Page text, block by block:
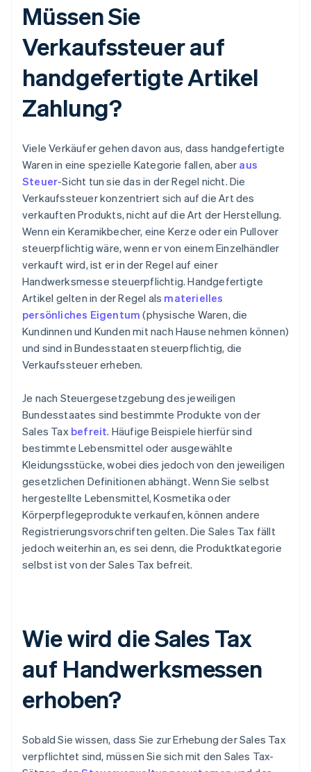
Müssen Sie
Verkaufssteuer auf
handgefertigte Artikel
Zahlung?
Viele Verkäufer gehen davon aus, dass handgefertigte
Waren in eine spezielle Kategorie fallen, aber aus
Steuer-Sicht tun sie das in der Regel nicht. Die
Verkaufssteuer konzentriert sich auf die Art des
verkauften Produkts, nicht auf die Art der Herstellung.
Wenn ein Keramikbecher, eine Kerze oder ein Pullover
steuerpflichtig wäre, wenn er von einem Einzelhändler
verkauft wird, ist er in der Regel auf einer
Handwerksmesse steuerpflichtig. Handgefertigte
Artikel gelten in der Regel als materielles
persönliches Eigentum (physische Waren, die
Kundinnen und Kunden mit nach Hause nehmen können)
und sind in Bundesstaaten steuerpflichtig, die
Verkaufssteuer erheben.
Je nach Steuergesetzgebung des jeweiligen
Bundesstaates sind bestimmte Produkte von der
Sales Tax befreit. Häufige Beispiele hierfür sind
bestimmte Lebensmittel oder ausgewählte
Kleidungsstücke, wobei dies jedoch von den jeweiligen
gesetzlichen Definitionen abhängt. Wenn Sie selbst
hergestellte Lebensmittel, Kosmetika oder
Körperpflegeprodukte verkaufen, können andere
Registrierungsvorschriften gelten. Die Sales Tax fällt
jedoch weiterhin an, es sei denn, die Produktkategorie
selbst ist von der Sales Tax befreit.
Wie wird die Sales Tax
auf Handwerksmessen
erhoben?
Sobald Sie wissen, dass Sie zur Erhebung der Sales Tax
verpflichtet sind, müssen Sie sich mit den Sales Tax-